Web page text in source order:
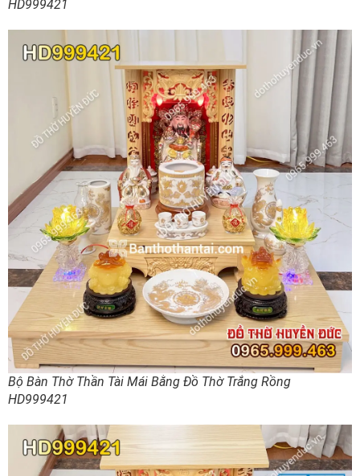
HD999421
Bộ Bàn Thờ Thần Tài Mái Bằng Đồ Thờ Trắng Rồng
HD999421